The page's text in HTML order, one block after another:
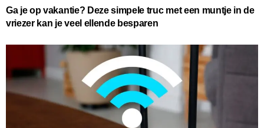
Ga je op vakantie? Deze simpele truc met een muntje in de
vriezer kan je veel ellende besparen